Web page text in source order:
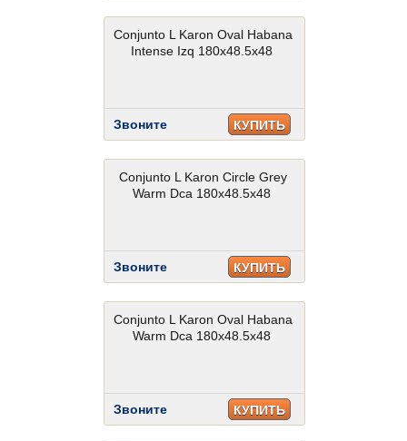
Conjunto L Karon Oval Habana
Intense Izq 180x48.5x48
Звоните КУПИТЬ
Conjunto L Karon Circle Grey
Warm Dca 180x48.5x48
Звоните КУПИТЬ
Conjunto L Karon Oval Habana
Warm Dca 180x48.5x48
Звоните КУПИТЬ